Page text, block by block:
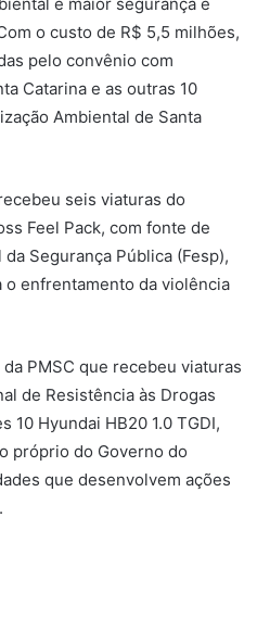
o custo de R$ 5,5 milhões,
pelo convênio com
Catarina e as outras 10
Ambiental de Santa
seis viaturas do
Feel Pack, com fonte de
Segurança Pública (Fesp),
o enfrentamento da violência
PMSC que recebeu viaturas
de Resistência às Drogas
10 Hyundai HB20 1.0 TGDI,
próprio do Governo do
que desenvolvem ações